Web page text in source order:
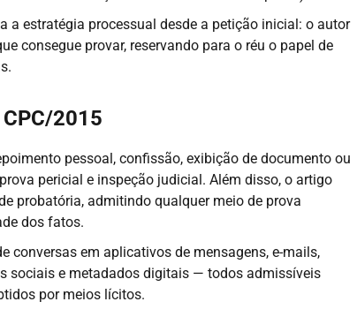
a estratégia processual desde a petição inicial: o autor
consegue provar, reservando para o réu o papel de
2015
pessoal, confissão, exibição de documento ou
pericial e inspeção judicial. Além disso, o artigo
probatória, admitindo qualquer meio de prova
dos fatos.
conversas em aplicativos de mensagens, e-mails,
sociais e metadados digitais — todos admissíveis
por meios lícitos.